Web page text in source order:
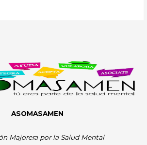
ASOMASAMEN
Majorera por la Salud Mental